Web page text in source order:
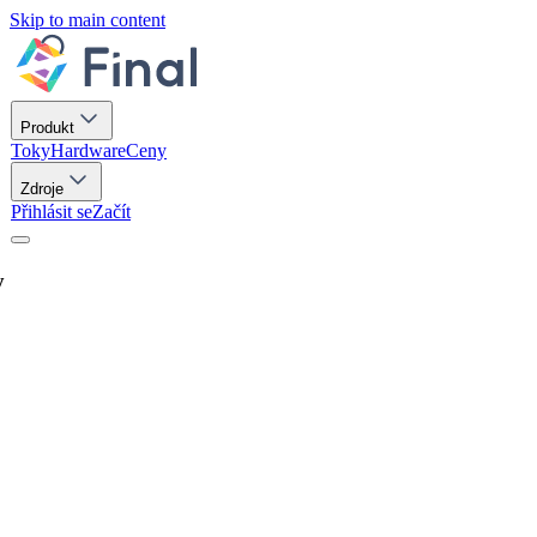
Skip to main content
Produkt
TokyHardwareCeny
Zdroje
Přihlásit seZačít